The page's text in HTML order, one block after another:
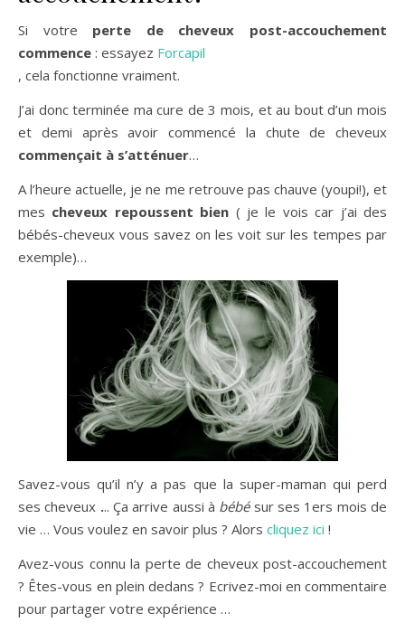
Si votre perte de cheveux post-accouchement
commence : essayez Forcapil
, cela fonctionne vraiment.
J’ai donc terminée ma cure de 3 mois, et au bout d’un mois
et demi après avoir commencé la chute de cheveux
commençait à s’atténuer…
A l’heure actuelle, je ne me retrouve pas chauve (youpi!), et
mes cheveux repoussent bien ( je le vois car j’ai des
bébés-cheveux vous savez on les voit sur les tempes par
exemple)…
Savez-vous qu’il n’y a pas que la super-maman qui perd
ses cheveux ... Ça arrive aussi à bébésur ses 1ers mois de
vie … Vous voulez en savoir plus ? Alors cliquez ici !
Avez-vous connu la perte de cheveux post-accouchement
? Êtes-vous en plein dedans ? Ecrivez-moi en commentaire
pour partager votre expérience …